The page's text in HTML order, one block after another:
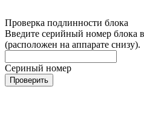
Проверка подлинности блока
Введите серийный номер блока
(расположен на аппарате снизу).
Сериный номер
Проверить